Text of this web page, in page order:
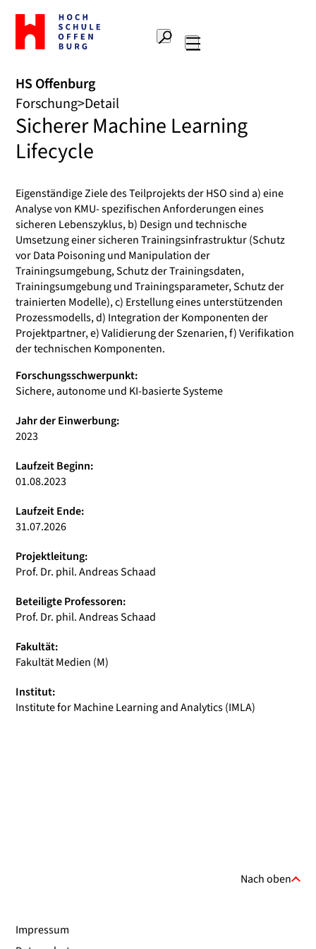
Zur
Startseite
Hochschule
Suche
HS Offenburg
Forschung Detail
Sicherer Machine Learning
Lifecycle
Eigenständige Ziele des Teilprojekts der HSO sind a) eine
Analyse von KMU- spezifischen Anforderungen eines
sicheren Lebenszyklus, b) Design und technische
Umsetzung einer sicheren Trainingsinfrastruktur (Schutz
vor Data Poisoning und Manipulation der
Trainingsumgebung, Schutz der Trainingsdaten,
Trainingsumgebung und Trainingsparameter, Schutz der
trainierten Modelle), c) Erstellung eines unterstützenden
Prozessmodells, d) Integration der Komponenten der
Projektpartner, e) Validierung der Szenarien, f) Verifikation
der technischen Komponenten.
Forschungsschwerpunkt:
Sichere, autonome und KI-basierte Systeme
Jahr der Einwerbung:
2023
Laufzeit Beginn:
01.08.2023
Laufzeit Ende:
31.07.2026
Projektleitung:
Prof. Dr. phil. Andreas Schaad
Beteiligte Professoren:
Prof. Dr. phil. Andreas Schaad
Fakultät:
Fakultät Medien (M)
Institut:
Institute for Machine Learning and Analytics (IMLA)
Nach oben
Impressum